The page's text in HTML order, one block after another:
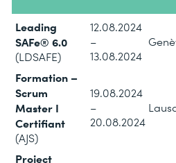
Leading
SAFe® 6.0
(LDSAFE)
12.08.2024
–
13.08.2024
Formation –
Scrum
Master I
Certifiant
(AJS)
19.08.2024
–
20.08.2024
Project